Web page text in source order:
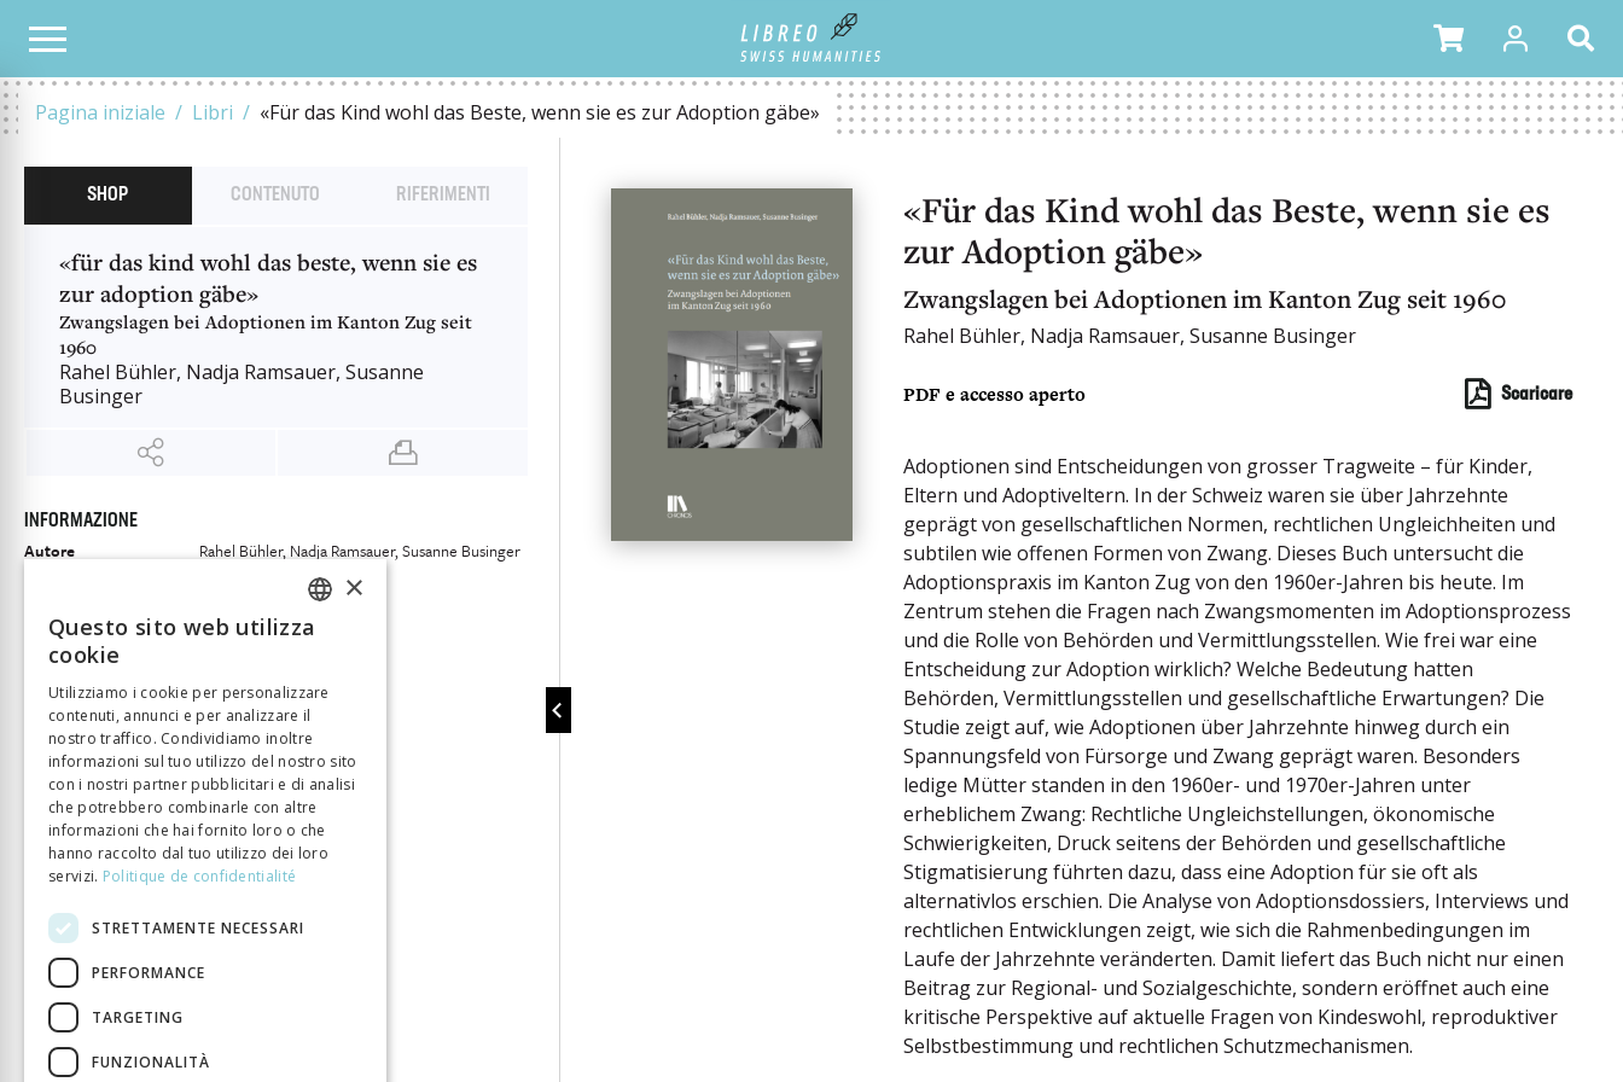
Pagina iniziale Libri «Für das Kind wohl das Beste, wenn sie es zur Adoption gäbe»
OUR CATALOGUE
«Für das Kind wohl das Beste, wenn sie es
zur Adoption gäbe»
Zwangslagen bei Adoptionen im Kanton Zug seit 1960
Rahel Bühler, Nadja Ramsauer, Susanne Businger
PDF e accesso aperto Scaricare
Adoptionen sind Entscheidungen von grosser ­Tragweite – für Kinder,
Eltern und Adoptiveltern. In der Schweiz waren sie über Jahrzehnte
geprägt von gesellschaftlichen Normen, rechtlichen Ungleichheiten und
subtilen wie offenen ­Formen von Zwang. Dieses Buch untersucht die
Adoptions­praxis im Kanton Zug von den 1960er-Jahren bis heute. Im
Zentrum ­s­tehen die Fragen nach Zwangsmomenten im Adoptions­prozess
und die Rolle von Behörden und Vermittlungsstellen. Wie frei war eine
Entscheidung zur Adoption wirklich? ­Welche Bedeutung hatten
Behörden, Vermittlungsstellen und gesellschaftliche Erwartungen? Die
Studie zeigt auf, wie ­Adoptionen über Jahrzehnte hinweg durch ein
Spannungsfeld von Fürsorge und Zwang geprägt waren. Besonders
ledige Mütter standen in den 1960er- und 1970er-Jahren unter
erheblichem Zwang: Rechtliche ­Ungleichstellungen, ökonomische
Schwierigkeiten, Druck seitens der Behörden und gesellschaftliche
Stigmatisierung führten dazu, dass eine Adoption für sie oft als
alternativlos erschien. Die Analyse von Adoptionsdossiers, Interviews und
rechtlichen Entwicklungen zeigt, wie sich die Rahmenbedingungen im
Laufe der Jahrzehnte veränderten. Damit liefert das Buch nicht nur einen
Beitrag zur Regional- und Sozialgeschichte, sondern eröffnet auch eine
kritische Perspektive auf aktuelle Fragen von Kindes­wohl, reproduktiver
Selbst­bestimmung und rechtlichen Schutzmechanismen.
SHOP CONTENUTO RIFERIMENTI
«für das kind wohl das beste, wenn sie es
zur adoption gäbe»
Zwangslagen bei Adoptionen im Kanton Zug seit
1960
Rahel Bühler, Nadja Ramsauer, Susanne
Businger
INFORMAZIONE
Autore
Rahel Bühler, Nadja Ramsauer, Susanne Businger
ISBN
9783034018364
Lingua
Numero di pagine
Anno di pubblizione
1 gen 2026
Tipo di libro
Ouvrage collectif
DOI
10.33057/chronos.1836
FRENCH
×
Questo sito web utilizza
cookie
Utilizziamo i cookie per personalizzare
contenuti, annunci e per analizzare il
nostro traffico. Condividiamo inoltre
informazioni sul tuo utilizzo del nostro sito
con i nostri partner pubblicitari e di analisi
che potrebbero combinarle con altre
informazioni che hai fornito loro o che
hanno raccolto dal tuo utilizzo dei loro
servizi. Politique de confidentialité
STRETTAMENTE NECESSARI
PERFORMANCE
TARGETING
FUNZIONALITÀ